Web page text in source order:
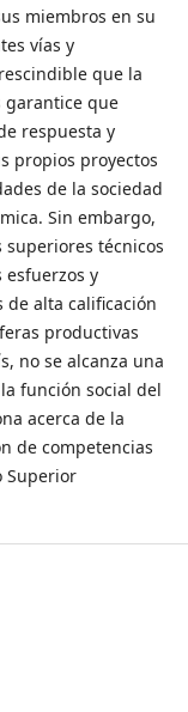
miembros en su
vías y
que la
garantice que
respuesta y
propios proyectos
de la sociedad
Sin embargo,
técnicos
y
de alta calificación
productivas
no se alcanza una
función social del
acerca de la
de competencias
Superior